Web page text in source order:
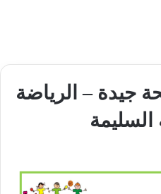
جيدة – الرياضة
السليمة